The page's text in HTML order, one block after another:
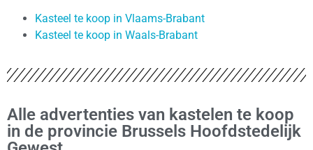
Kasteel te koop in Vlaams-Brabant
Kasteel te koop in Waals-Brabant
Alle advertenties van kastelen te koop
in de provincie Brussels Hoofdstedelijk